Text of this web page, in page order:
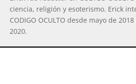
ciencia, religión y esoterismo. Erick
CODIGO OCULTO desde mayo de
2020.